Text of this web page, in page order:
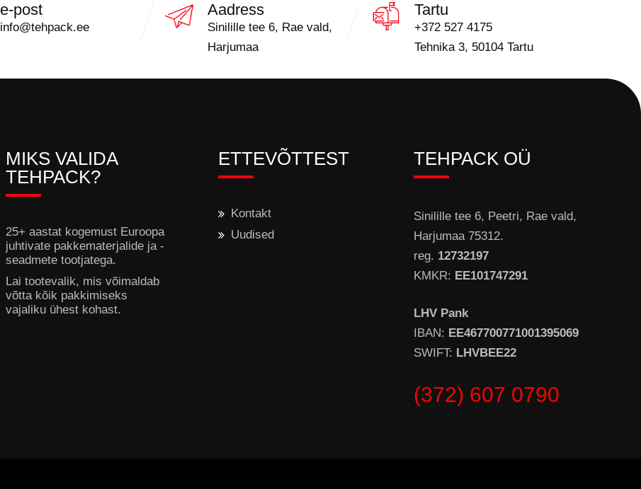
e-post
info@tehpack.ee
Aadress
Sinilille tee 6, Rae vald,
Harjumaa
Tartu
+372 527 4175
Tehnika 3, 50104 Tartu
MIKS VALIDA
TEHPACK?
25+ aastat kogemust Euroopa
juhtivate pakkematerjalide ja -
seadmete tootjatega.
Lai tootevalik, mis võimaldab
võtta kõik pakkimiseks
vajaliku ühest kohast.
ETTEVÕTTEST
Kontakt
Uudised
TEHPACK OÜ
Sinilille tee 6, Peetri, Rae vald,
Harjumaa 75312.
reg. 12732197
KMKR: EE101747291
LHV Pank
IBAN: EE467700771001395069
SWIFT: LHVBEE22
(372) 607 0790